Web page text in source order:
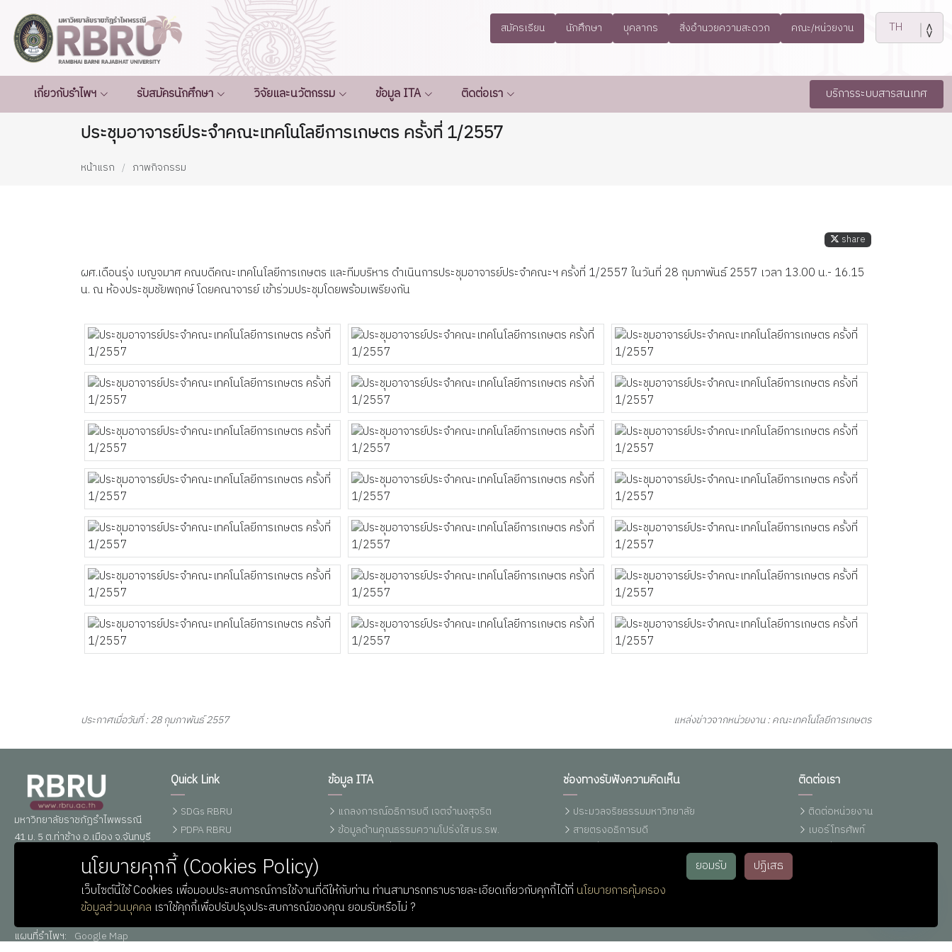
สมัครเรียน นักศึกษา บุคลากร สิ่งอำนวยความสะดวก คณะ/หน่วยงาน
เกี่ยวกับรำไพฯ รับสมัครนักศึกษา วิจัยและนวัตกรรม ข้อมูล ITA ติดต่อเรา บริการระบบสารสนเทศ
ประชุมอาจารย์ประจำคณะเทคโนโลยีการเกษตร ครั้งที่ 1/2557
หน้าแรก ภาพกิจกรรม
share
ผศ.เดือนรุ่ง เบญจมาศ คณบดีคณะเทคโนโลยีการเกษตร และทีมบริหาร ดำเนินการประชุมอาจารย์ประจำคณะฯ ครั้งที่ 1/2557 ในวันที่ 28 กุมภาพันธ์ 2557 เวลา 13.00 น.- 16.15
น. ณ ห้องประชุมชัยพฤกษ์ โดยคณาจารย์ เข้าร่วมประชุมโดยพร้อมเพรียงกัน
ประกาศเมื่อวันที่ : 28 กุมภาพันธ์ 2557 แหล่งข่าวจากหน่วยงาน : คณะเทคโนโลยีการเกษตร
มหาวิทยาลัยราชภัฏรำไพพรรณี
41 ม. 5 ต.ท่าช้าง อ.เมือง จ.จันทบุรี
โทรศัพท์ : 039-319111 ต่อ
อีเมลล์ : saraban@rbru.ac.th
Line
แผนที่รำไพฯ: Google Map
Quick Link
SDGs RBRU
PDPA RBRU
อิเล็กทรอนิกส์ทางราชการ
ข้อมูล ITA
แถลงการณ์อธิการบดี เจตจำนงสุจริต
ข้อมูลด้านคุณธรรมความโปร่งใส มร.รพ.
รายงานการเงินประจำปี
ราคากลางอุปกรณ์คอมพิวเตอร์ (ปรับปรุง
13/03/2566)
ช่องทางรับฟังความคิดเห็น
ประมวลจริยธรรมมหาวิทยาลัย
สายตรงอธิการบดี
แจ้งเบาะแสการทุจริต (ปปท.)
ติดต่อเรา
ติดต่อหน่วยงาน
เบอร์โทรศัพท์
นโยบายคุกกี้ (Cookies Policy)
เว็บไซต์นี้ใช้ Cookies เพื่อมอบประสบการณ์การใช้งานที่ดีให้กับท่าน ท่านสามารถทราบรายละเอียดเกี่ยวกับคุกกี้ได้ที่ นโยบายการคุ้มครอง
ข้อมูลส่วนบุคคล เราใช้คุกกี้เพื่อปรับปรุงประสบการณ์ของคุณ ยอมรับหรือไม่ ?
ยอมรับ ปฏิเสธ